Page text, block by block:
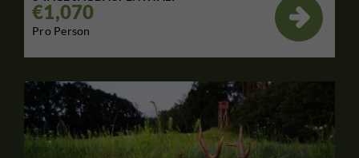
€1,070
Pro Person
